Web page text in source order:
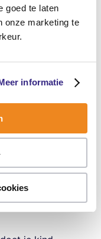
goed te laten
onze marketing te
informatie